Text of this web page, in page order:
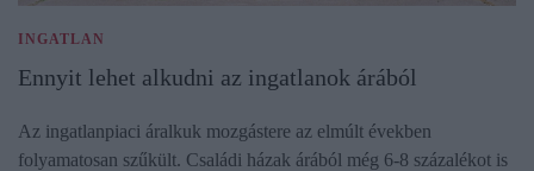
INGATLAN
Ennyit lehet alkudni az ingatlanok árából
Az ingatlanpiaci áralkuk mozgástere az elmúlt években
folyamatosan szűkült. Családi házak árából még 6-8 százalékot is